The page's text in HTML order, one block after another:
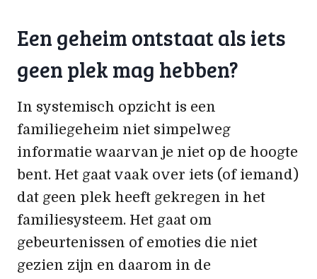
Een geheim ontstaat als iets
geen plek mag hebben?
In systemisch opzicht is een
familiegeheim niet simpelweg
informatie waarvan je niet op de hoogte
bent. Het gaat vaak over iets (of iemand)
dat geen plek heeft gekregen in het
familiesysteem. Het gaat om
gebeurtenissen of emoties die niet
gezien zijn en daarom in de